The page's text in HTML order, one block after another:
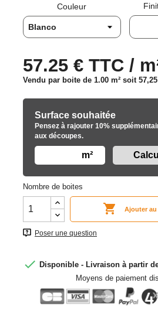
Couleur
57.25 € TTC /
Vendu par boite de 1.00 m² soit
Surface souhaitée
Pensez à rajouter 10%
aux découpes.
m²
Nombre de boites
 Ajouter
Poser une question
 Disponible - Livraison à partir
Moyens de paiement